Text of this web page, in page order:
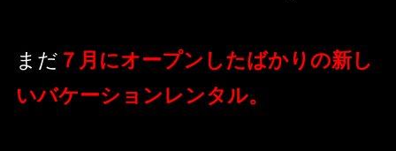
まだ ７月にオープンしたばかりの新し
いバケーションレンタル。